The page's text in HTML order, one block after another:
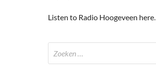
Listen to Radio Hoogeveen here.